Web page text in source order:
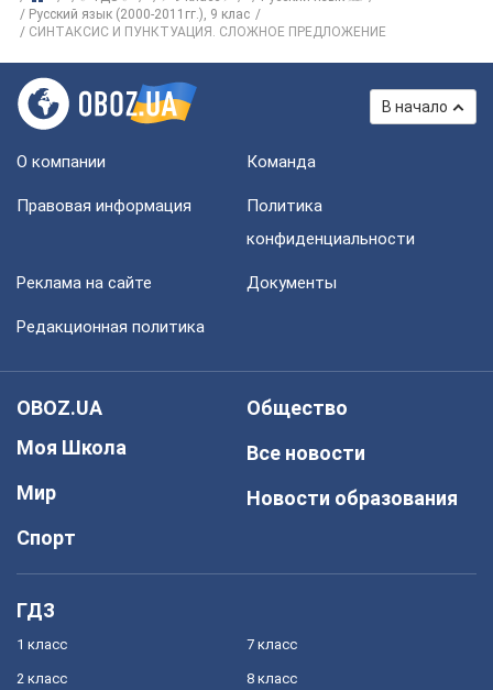
Русский язык (2000-2011гг.), 9 клас
СИНТАКСИС И ПУНКТУАЦИЯ. СЛОЖНОЕ ПРЕДЛОЖЕНИЕ
В начало
О компании Команда
Правовая информация
Политика
конфиденциальности
Реклама на сайте Документы
Редакционная политика
OBOZ.UA
Моя Школа
Мир
Спорт
Общество
Все новости
Новости образования
ГДЗ
1 класс
2 класс
7 класс
8 класс